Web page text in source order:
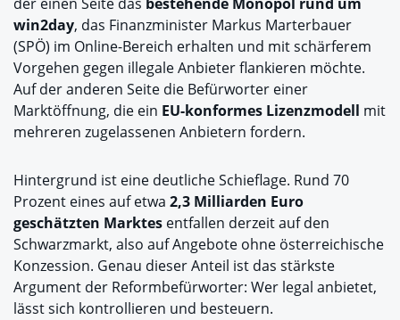
win2day, das Finanzminister Markus Marterbauer
(SPÖ) im Online-Bereich erhalten und mit schärferem
Vorgehen gegen illegale Anbieter flankieren möchte.
Auf der anderen Seite die Befürworter einer
Marktöffnung, die ein EU-konformes Lizenzmodell mit
mehreren zugelassenen Anbietern fordern.
Hintergrund ist eine deutliche Schieflage. Rund 70
Prozent eines auf etwa 2,3 Milliarden Euro
geschätzten Marktes entfallen derzeit auf den
Schwarzmarkt, also auf Angebote ohne österreichische
Konzession. Genau dieser Anteil ist das stärkste
Argument der Reformbefürworter: Wer legal anbietet,
lässt sich kontrollieren und besteuern.